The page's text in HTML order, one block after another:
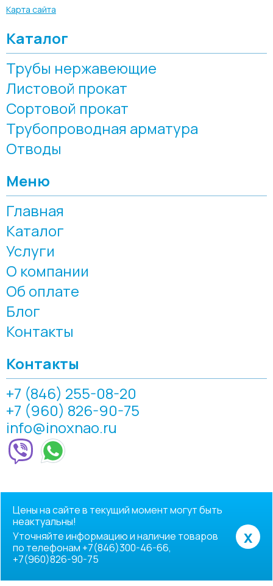
Карта сайта
Каталог
Трубы нержавеющие
Листовой прокат
Сортовой прокат
Трубопроводная арматура
Отводы
Меню
Главная
Каталог
Услуги
О компании
Об оплате
Блог
Контакты
Контакты
+7 (846) 255-08-20
+7 (960) 826-90-75
info@inoxnao.ru
Цены на сайте в текущий момент могут быть
неактуальны!
Уточняйте информацию и наличие товаров
по телефонам +7(846)300-46-66,
+7(960)826-90-75
x